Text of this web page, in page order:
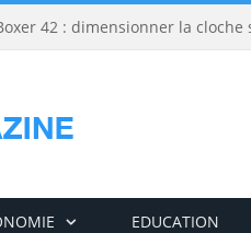
42 : dimensionner la
EDUCATION